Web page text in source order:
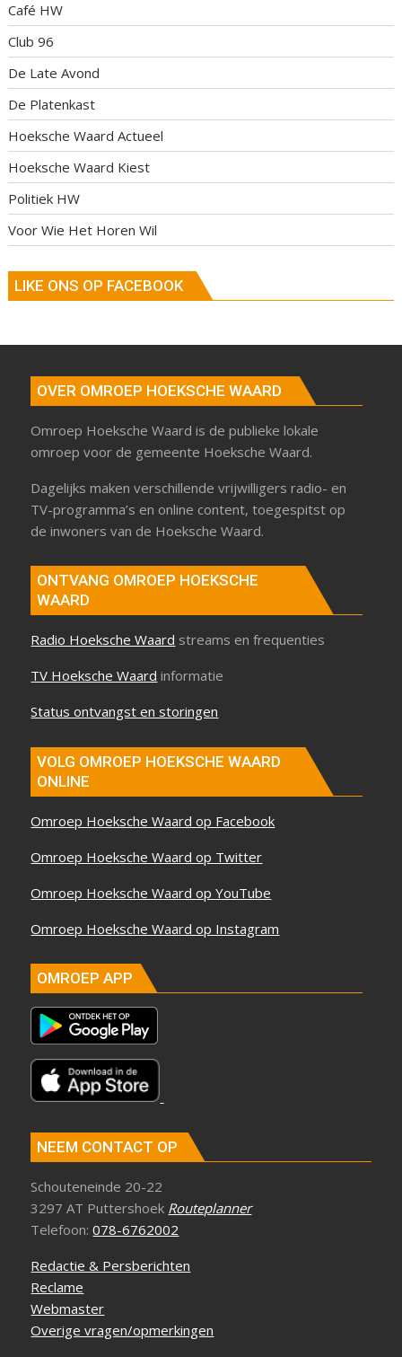
Café HW
Club 96
De Late Avond
De Platenkast
Hoeksche Waard Actueel
Hoeksche Waard Kiest
Politiek HW
Voor Wie Het Horen Wil
LIKE ONS OP FACEBOOK
OVER OMROEP HOEKSCHE WAARD
Omroep Hoeksche Waard is de publieke lokale
omroep voor de gemeente Hoeksche Waard.
Dagelijks maken verschillende vrijwilligers radio- en
TV-programma’s en online content, toegespitst op
de inwoners van de Hoeksche Waard.
ONTVANG OMROEP HOEKSCHE
WAARD
Radio Hoeksche Waard streams en frequenties
TV Hoeksche Waard informatie
Status ontvangst en storingen
VOLG OMROEP HOEKSCHE WAARD
ONLINE
Omroep Hoeksche Waard op Facebook
Omroep Hoeksche Waard op Twitter
Omroep Hoeksche Waard op YouTube
Omroep Hoeksche Waard op Instagram
OMROEP APP
NEEM CONTACT OP
Schouteneinde 20-22
3297 AT Puttershoek Routeplanner
Telefoon:078-6762002
Redactie & Persberichten
Reclame
Webmaster
Overige vragen/opmerkingen